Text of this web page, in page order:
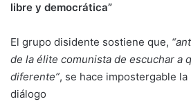
libre y democrática”
El grupo disidente sostiene que,
de la élite comunista de escuchar a
diferente”, se hace impostergable
diálogo